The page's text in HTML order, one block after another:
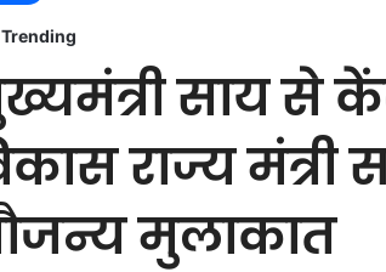
Trending
साय से
राज्य मंत्री
मुलाकात